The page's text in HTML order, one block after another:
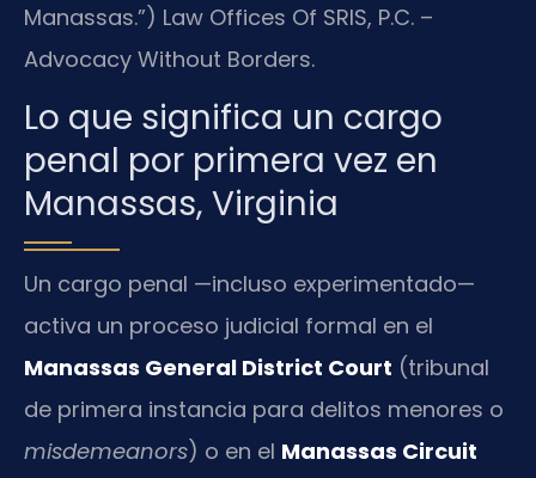
Manassas.”) Law Offices Of SRIS, P.C. –
Advocacy Without Borders.
Lo que significa un cargo
penal por primera vez en
Manassas, Virginia
Un cargo penal —incluso experimentado—
activa un proceso judicial formal en el
Manassas General District Court (tribunal
de primera instancia para delitos menores o
misdemeanors) o en el Manassas Circuit